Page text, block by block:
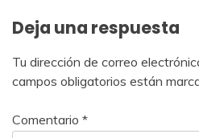
Deja una respuesta
Tu dirección de correo
campos obligatorios están
Comentario *